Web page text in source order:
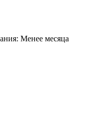
Менее месяца